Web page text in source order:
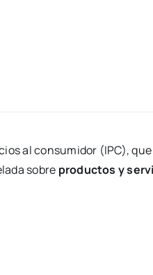
al consumidor (IPC),
sobre productos y